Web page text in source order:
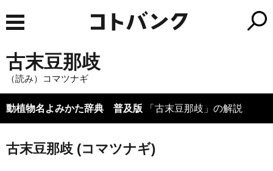
古末豆那歧
（読み）コマツナギ
動植物名よみかた辞典 普及版 「古末豆那歧」の解説
古末豆那歧 (コマツナギ)